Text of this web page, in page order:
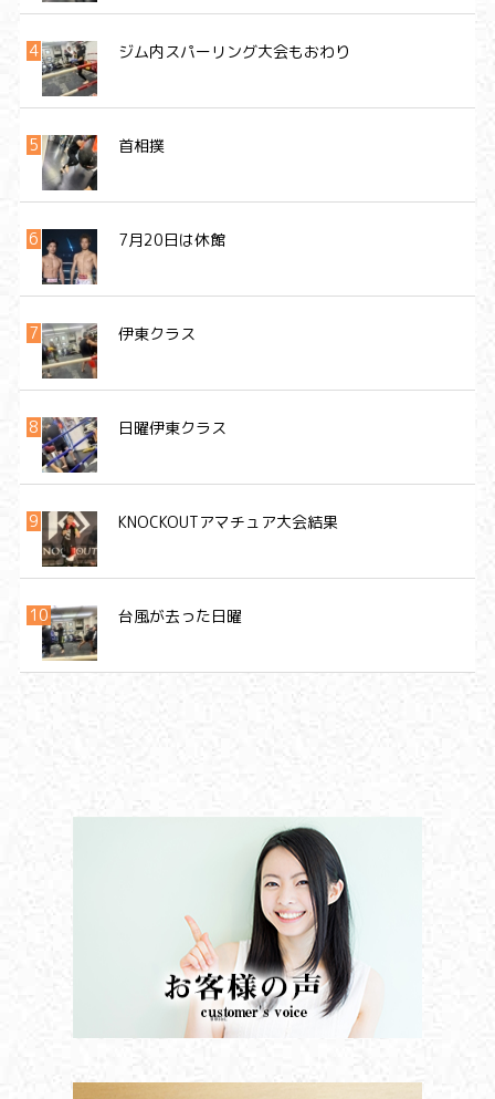
ジム内スパーリング大会もおわり
首相撲
7月20日は休館
伊東クラス
日曜伊東クラス
KNOCKOUTアマチュア大会結果
台風が去った日曜